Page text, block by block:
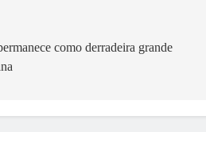
como derradeira grande